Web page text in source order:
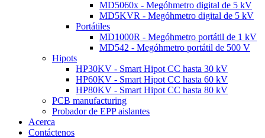
MD5060x - Megóhmetro digital de 5 kV
MD5KVR - Megóhmetro digital de 5 kV
Portátiles
MD1000R - Megóhmetro portátil de 1 kV
MD542 - Megóhmetro portátil de 500 V
Hipots
HP30KV - Smart Hipot CC hasta 30 kV
HP60KV - Smart Hipot CC hasta 60 kV
HP80KV - Smart Hipot CC hasta 80 kV
PCB manufacturing
Probador de EPP aislantes
Acerca
Contáctenos